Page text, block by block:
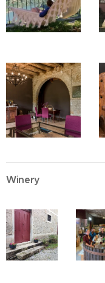
Winery